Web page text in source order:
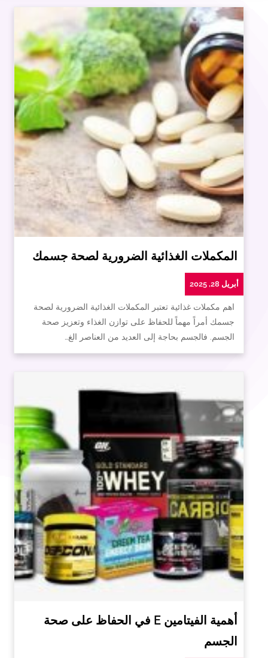
المكملات الغذائية الضرورية لصحة جسمك
أبريل 28, 2025
اهم مكملات غذائية تعتبر المكملات الغذائية الضرورية لصحة
جسمك أمراً مهماً للحفاظ على توازن الغذاء وتعزيز صحة
الجسم. فالجسم بحاجة إلى العديد من العناصر الغ…
أهمية الفيتامين E في الحفاظ على صحة
الجسم